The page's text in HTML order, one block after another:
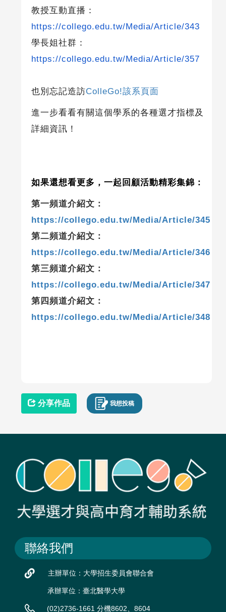
教授互動直播：
https://collego.edu.tw/Media/Article/343
學長姐社群：
https://collego.edu.tw/Media/Article/357
也別忘記造訪ColleGo!該系頁面
進一步看看有關這個學系的各種選才指標及
詳細資訊！
如果還想看更多，一起回顧活動精彩集錦：
第一頻道介紹文：
https://collego.edu.tw/Media/Article/345
第二頻道介紹文：
https://collego.edu.tw/Media/Article/346
第三頻道介紹文：
https://collego.edu.tw/Media/Article/347
第四頻道介紹文：
https://collego.edu.tw/Media/Article/348
分享作品 我想投稿
聯絡我們
主辦單位：大學招生委員會聯合會
承辦單位：臺北醫學大學
(02)2736-1661 分機8602、8604